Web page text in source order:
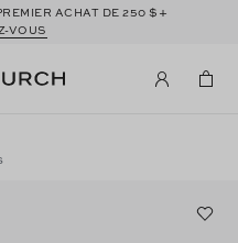
ACHAT DE 250$+
VOUS